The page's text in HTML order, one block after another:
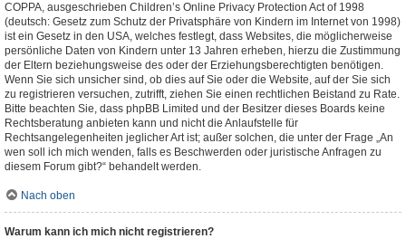
COPPA, ausgeschrieben Children’s Online Privacy Protection Act of 1998
(deutsch: Gesetz zum Schutz der Privatsphäre von Kindern im Internet von 1998)
ist ein Gesetz in den USA, welches festlegt, dass Websites, die möglicherweise
persönliche Daten von Kindern unter 13 Jahren erheben, hierzu die Zustimmung
der Eltern beziehungsweise des oder der Erziehungsberechtigten benötigen.
Wenn Sie sich unsicher sind, ob dies auf Sie oder die Website, auf der Sie sich
zu registrieren versuchen, zutrifft, ziehen Sie einen rechtlichen Beistand zu Rate.
Bitte beachten Sie, dass phpBB Limited und der Besitzer dieses Boards keine
Rechtsberatung anbieten kann und nicht die Anlaufstelle für
Rechtsangelegenheiten jeglicher Art ist; außer solchen, die unter der Frage „An
wen soll ich mich wenden, falls es Beschwerden oder juristische Anfragen zu
diesem Forum gibt?“ behandelt werden.
Nach oben
Warum kann ich mich nicht registrieren?